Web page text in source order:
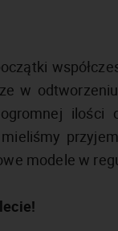
w
modele w